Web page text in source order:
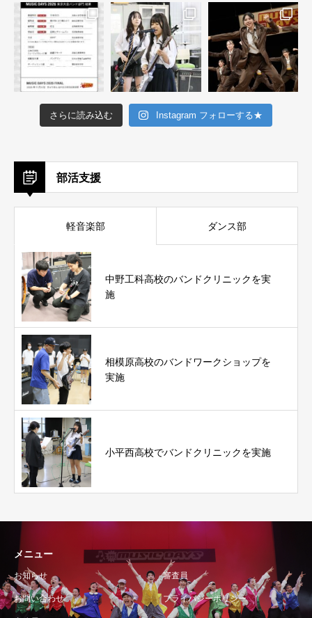
さらに読み込む Instagram フォローする★
部活支援
軽音楽部 ダンス部
中野工科高校のバンドクリニックを実
施
相模原高校のバンドワークショップを
実施
小平西高校でバンドクリニックを実施
メニュー
お知らせ 審査員
お問い合わせ プライバシーポリシー